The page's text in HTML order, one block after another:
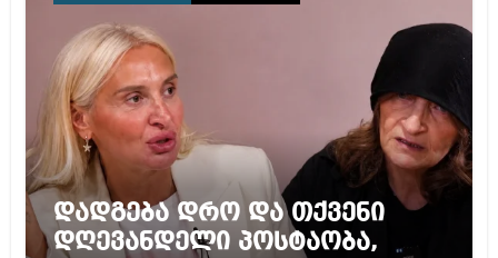
დადგება დრო და თქვენი
დღევანდელი პოსტაობა,